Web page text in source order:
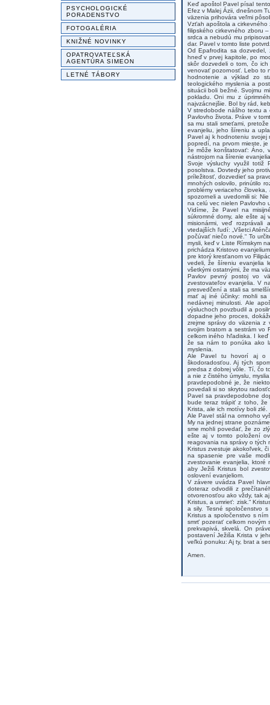
PSYCHOLOGICKÉ
PORADENSTVO
FOTOGALÉRIA
KNIŽNÉ NOVINKY
OPATROVATEĽSKÁ
AGENTÚRA SIMEON
LETNÉ TÁBORY
Keď apoštol Pavel písal
Efez v Malej Ázii, dnešnom
väzenia prihovára veľmi
Vzťah apoštola a cirkevného
filipského cirkevného zboru
srdca a nebudú mu
dar. Pavel v tomto liste
Od Epafrodita sa
hneď v prvej kapitole, po
skôr dozvedeli o tom, čo
venovať pozornosť. Lebo to
hodnotenie a výklad zo
teologického myslenia a
situácii boli bežné. Svojmu
pokladu. Oni mu z
najvzácnejšie. Bol by rád,
V stredobode nášho textu a
Pavlovho života. Práve v
sa mu stali smeťami,
evanjeliu, jeho šíreniu a
Pavel aj k hodnoteniu svojej
popredí, na prvom mieste,
že môže konštatovať: Áno,
nástrojom na šírenie
Svoje výsluchy využil totiž
posolstva. Dovtedy jeho
príležitosť, dozvedieť sa
mnohých oslovilo, prinútilo
problémy veriaceho
spozorneli a uvedomili si:
na celú vec nielen Pavlovho
Vidíme, že Pavel na
súkromné domy, ale ešte aj
misionármi, veď rozprávali
vtedajších ľudí: „Všetci
počúvať niečo nové.“ To
mysli, keď v Liste Rímskym
prichádza Kristovo
pre ktorý kresťanom vo
vedeli, že šíreniu evanjelia
všetkými ostatnými, že ma
Pavlov pevný postoj vo
zvestovateľov evanjelia. V
presvedčení a stali sa
mať aj iné účinky: mohli
nedávnej minulosti. Ale
výsluchoch povzbudil a
dopadne jeho proces,
zrejme správy do väzenia
svojim bratom a sestrám vo
celkom iného hľadiska. I
že sa nám to ponúka ako
myslenia.
Ale Pavel tu hovorí aj o
škodoradosťou. Aj tých
predsa z dobrej vôle. Tí, čo
a nie z čistého úmyslu,
pravdepodobné je, že
povedali si so skrytou
Pavel sa pravdepodobne
bude teraz trápiť z toho, že
Krista, ale ich motívy boli zlé.
Ale Pavel stál na omnoho
My na jednej strane
sme mohli povedať, že zo
ešte aj v tomto položení
reagovania na správy o tých
Kristus zvestuje akokoľvek,
na spasenie pre vaše
zvestovanie evanjelia, ktoré
aby Ježiš Kristus bol
oslovení evanjeliom.
V závere uvádza Pavel
doteraz odvodili z
otvorenosťou ako vždy, tak
Kristus, a umrieť: zisk.“
a sily. Tesné spoločenstvo
Kristus a spoločenstvo s
smrť pozerať celkom novým
prekvapivá, skvelá. On
postavení Ježiša Krista v
veľkú ponuku: Aj ty, brat a
Amen.